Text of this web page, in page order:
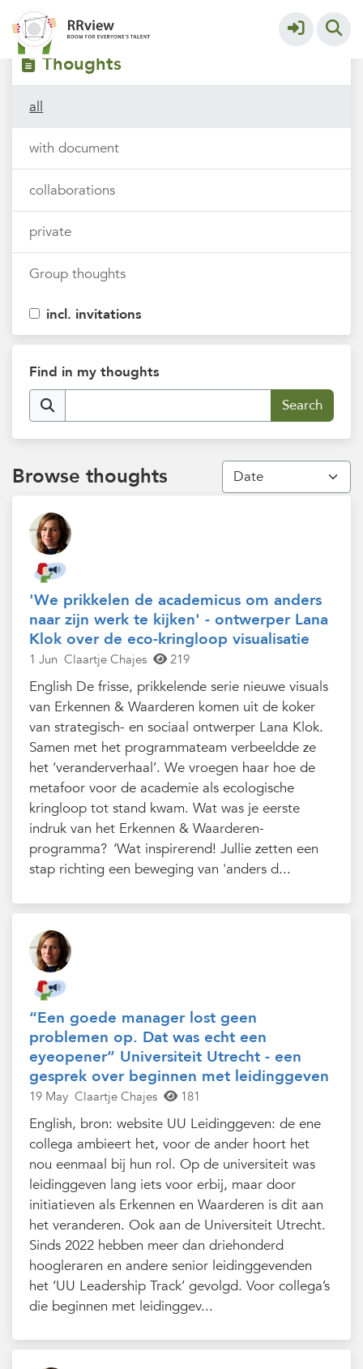
Filters tags
Thoughts
all
with document
collaborations
private
Group thoughts
incl. invitations
Find in my thoughts
Browse thoughts
'We prikkelen de academicus om anders
naar zijn werk te kijken' - ontwerper Lana
Klok over de eco-kringloop visualisatie
1 Jun Claartje Chajes 219
English De frisse, prikkelende serie nieuwe visuals
van Erkennen & Waarderen komen uit de koker
van strategisch- en sociaal ontwerper Lana Klok.
Samen met het programmateam verbeeldde ze
het ‘veranderverhaal’. We vroegen haar hoe de
metafoor voor de academie als ecologische
kringloop tot stand kwam. Wat was je eerste
indruk van het Erkennen & Waarderen-
programma? ‘Wat inspirerend! Jullie zetten een
stap richting een beweging van 'anders d...
“Een goede manager lost geen
problemen op. Dat was echt een
eyeopener” Universiteit Utrecht - een
gesprek over beginnen met leidinggeven
19 May Claartje Chajes 181
English, bron: website UU Leidinggeven: de ene
collega ambieert het, voor de ander hoort het
nou eenmaal bij hun rol. Op de universiteit was
leidinggeven lang iets voor erbij, maar door
initiatieven als Erkennen en Waarderen is dit aan
het veranderen. Ook aan de Universiteit Utrecht.
Sinds 2022 hebben meer dan driehonderd
hoogleraren en andere senior leidinggevenden
het ‘UU Leadership Track’ gevolgd. Voor collega’s
die beginnen met leidinggev...